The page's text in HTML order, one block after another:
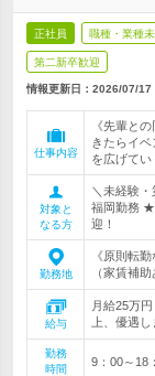
正社員 職種・業種
第二新卒歓迎
情報更新日：2026/07/17
仕事内容
《先輩と
きたらイ
を広げて
対象と
なる方
＼未経験
福岡勤務 ★
迎！
勤務地
《原則転
（家賃補
給与
月給25万
上、優遇
勤務
時間
9：00～18